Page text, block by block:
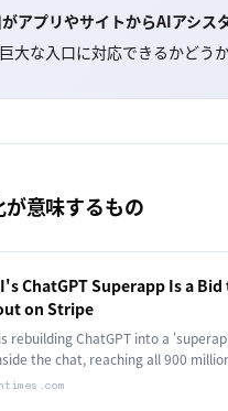
アプリやサイトからAIアシス
大な入口に対応できるかど
意味するもの
ChatGPT Superapp Is a
on Stripe
rebuilding ChatGPT into a
the chat, reaching all 900